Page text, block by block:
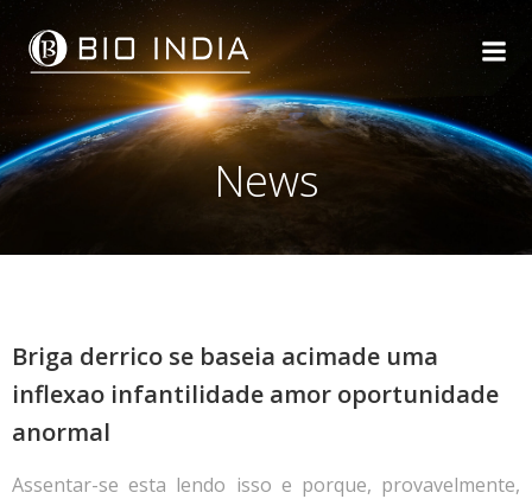
Skip
to
content
News
Briga derrico se baseia acimade uma
inflexao infantilidade amor oportunidade
anormal
Assentar-se esta lendo isso e porque, provavelmente,